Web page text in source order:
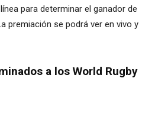
para determinar el ganador de
premiación se podrá ver en vivo y
a los World Rugby